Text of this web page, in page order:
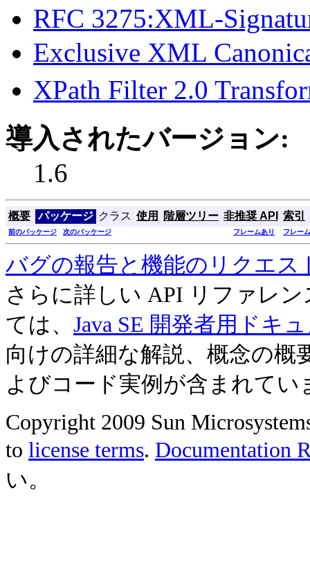
RFC 3275:XML-
Exclusive XML
XPath Filter 2.0
導入されたバージョン:
1.6
概要 パッケージ クラス 使用 階層ツリー 非推奨 API 索引
前のパッケージ 次のパッケージ フレームあり フレー
バグの報告と機能のリクエス
さらに詳しい API リファレ
ては、 Java SE 開発者用ドキ
向けの詳細な解説、概念の概
よびコード実例が含まれてい
Copyright 2009 Sun
to license terms. Documentation
い。